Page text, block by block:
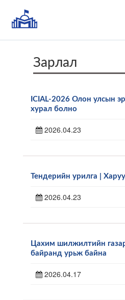
Зарлал
ICIAL-2026 Олон улсын
хурал болно
2026.04.23
Тендерийн урилга |
2026.04.23
Цахим шилжилтийн
байранд урьж байна
2026.04.17